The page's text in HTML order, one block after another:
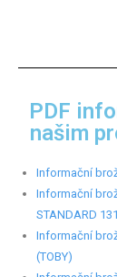
PDF
našim
Informační
Informační
STANDARD
Informační
(TOBY)